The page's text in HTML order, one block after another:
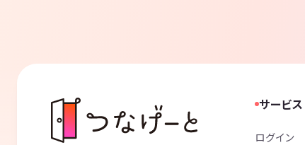
サービス
ログイン